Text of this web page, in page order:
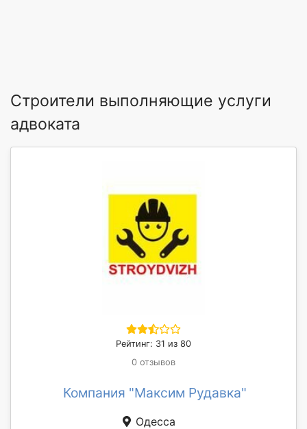
Строители выполняющие услуги
адвоката
Рейтинг: 31 из 80
0 отзывов
Компания "Максим Рудавка"
Одесса